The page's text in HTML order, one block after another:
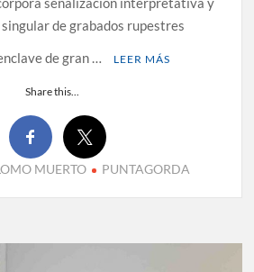
de grabados rupestres
de gran …
LEER MÁS
Share this...
MUERTO PUNTAGORDA